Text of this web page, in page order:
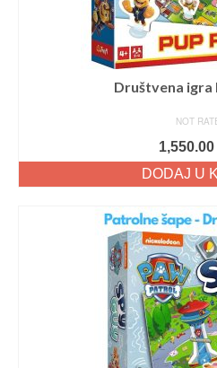
Društvena igra
NOT
1,550.00
DODAJ U